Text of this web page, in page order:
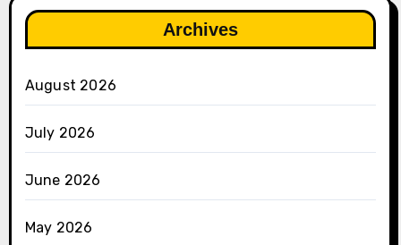
Archives
August 2026
July 2026
June 2026
May 2026